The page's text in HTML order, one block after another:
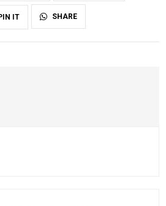
IT SHARE